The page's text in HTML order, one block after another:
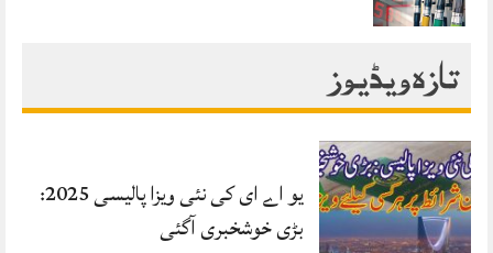
تازہ ویڈیوز
یو اے ای کی نئی ویزا پالیسی 2025:
بڑی خوشخبری آگئی